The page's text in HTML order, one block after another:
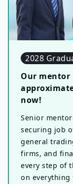
2028
Our mentor
now!
Senior
securing job
general
firms, and
every step of
on everything